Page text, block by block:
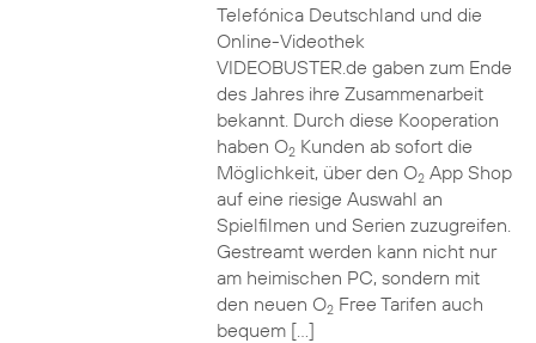
Telefónica Deutschland und die
Online-Videothek
VIDEOBUSTER.de gaben zum Ende
des Jahres ihre Zusammenarbeit
bekannt. Durch diese Kooperation
haben O2Kunden ab sofort die
Möglichkeit, über den O2App Shop
auf eine riesige Auswahl an
Spielfilmen und Serien zuzugreifen.
Gestreamt werden kann nicht nur
am heimischen PC, sondern mit
den neuen O2Free Tarifen auch
bequem […]